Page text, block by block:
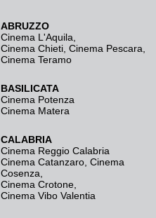
ABRUZZO
Cinema L'Aquila
Cinema Chieti, Cinema Pescara,
Cinema Teramo
BASILICATA
Cinema Potenza
Cinema Matera
CALABRIA
Cinema Reggio Calabria
Cinema Catanzaro Cinema
Cosenza
Cinema Crotone
Cinema Vibo Valentia